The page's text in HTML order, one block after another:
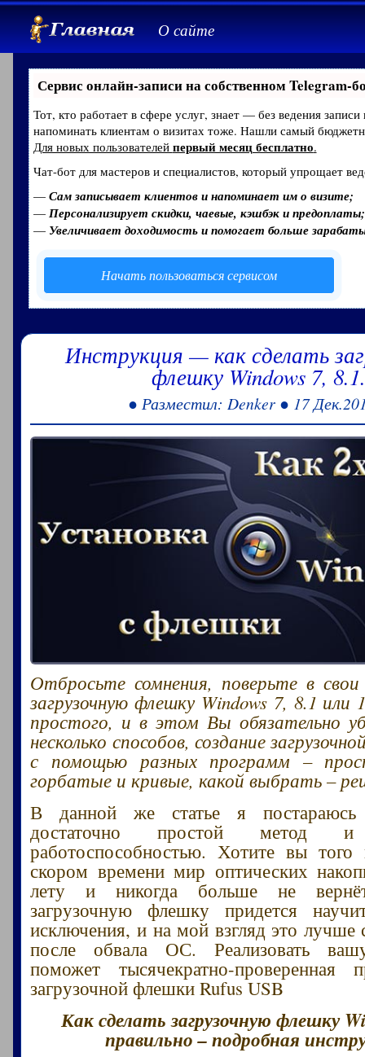
О сайте
Сервис онлайн-записи на собственном Telegram-
Тот, кто работает в сфере услуг, знает — без ведения
напоминать клиентам о визитах тоже. Нашли самый
Для новых пользователей первый месяц бесплатно.
Чат-бот для мастеров и специалистов, который упрощает
— Сам записывает клиентов и напоминает им о визите;
— Персонализирует скидки, чаевые, кэшбэк и предоплаты;
— Увеличивает доходимость и помогает больше
Начать пользоваться сервисом
Инструкция — как сделать
флешку Windows 7, 8.1.
● Разместил: Denker ● 17
Отбросьте сомнения, поверьте в
загрузочную флешку Windows 7, 8.1
простого, и в этом Вы обязательно
несколько способов, создание
с помощью разных программ –
горбатые и кривые, какой выбрать –
В данной же статье я постараюсь
достаточно простой
работоспособностью. Хотите вы
скором времени мир оптических
лету и никогда больше не
загрузочную флешку придется
исключения, и на мой взгляд это лучше
после обвала ОС. Реализовать
поможет тысячекратно-проверенная
загрузочной флешки Rufus USB
Как сделать загрузочную флешку
правильно – подробная